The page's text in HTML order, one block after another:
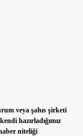
veya şahıs şirketi
hazırladığımız
niteliği